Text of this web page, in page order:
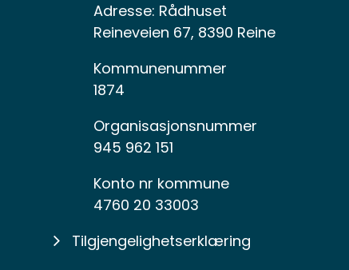
Adresse: Rådhuset
Reineveien 67, 8390 Reine
Kommunenummer
1874
Organisasjonsnummer
945 962 151
Konto nr kommune
4760 20 33003
Tilgjengelighetserklæring